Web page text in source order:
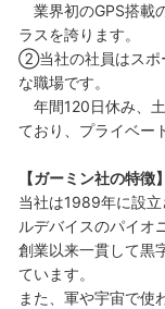
業界初のGPS搭載
ラスを誇ります。
②当社の社員はスポ
な職場です。
年間120日休み、
ており、プライベー
【ガーミン社の特徴】
当社は1989年に設
ルデバイスのパイオ
創業以来一貫して黒
ています。
また、軍や宇宙で使